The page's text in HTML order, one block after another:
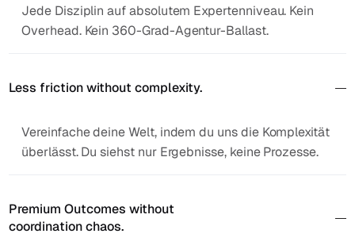
Jede Disziplin auf absolutem Expertenniveau. Kein
Overhead. Kein 360-Grad-Agentur-Ballast.
Less friction without complexity.
Vereinfache deine Welt, indem du uns die Komplexität
überlässt. Du siehst nur Ergebnisse, keine Prozesse.
Premium Outcomes without
coordination chaos.